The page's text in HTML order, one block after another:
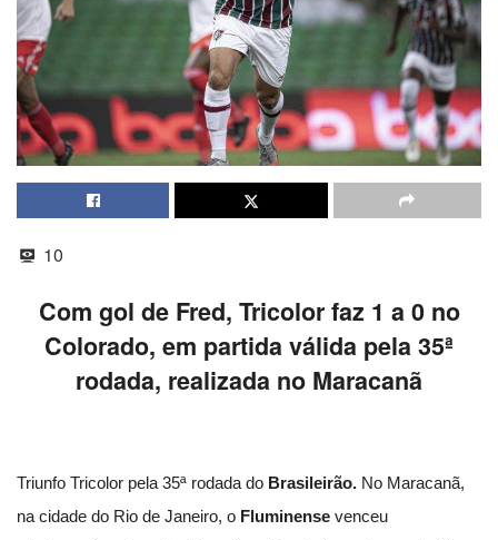
10
Com gol de Fred, Tricolor faz 1 a 0 no
Colorado, em partida válida pela 35ª
rodada, realizada no Maracanã
Triunfo Tricolor pela 35ª rodada do Brasileirão. No Maracanã,
na cidade do Rio de Janeiro, o Fluminense venceu